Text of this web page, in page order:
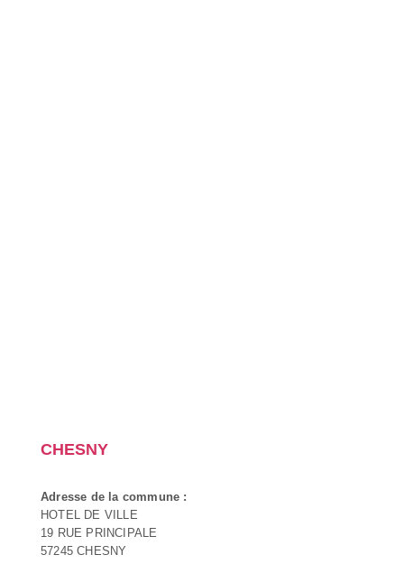
CHESNY
Adresse de la commune :
HOTEL DE VILLE
19 RUE PRINCIPALE
57245 CHESNY